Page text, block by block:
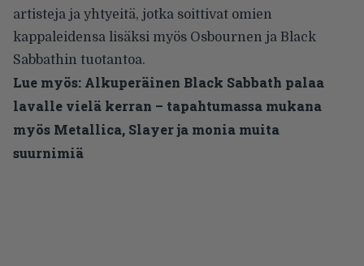
artisteja ja yhtyeitä, jotka soittivat omien
kappaleidensa lisäksi myös Osbournen ja Black
Sabbathin tuotantoa.
Lue myös: Alkuperäinen Black Sabbath palaa
lavalle vielä kerran – tapahtumassa mukana
myös Metallica, Slayer ja monia muita
suurnimiä